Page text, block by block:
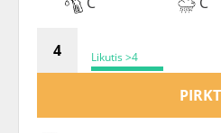
Likutis >4